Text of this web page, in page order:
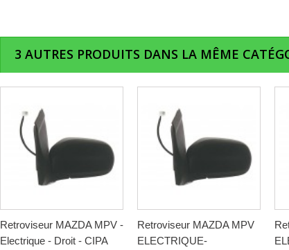
3 AUTRES PRODUITS DANS LA MÊME
Retroviseur MAZDA MPV -
Electrique - Droit - CIPA
Retroviseur MAZDA MPV
ELECTRIQUE-